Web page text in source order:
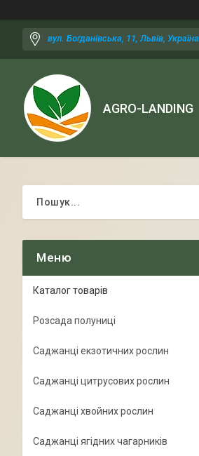
вул. Богданівська, 11, Львів, Україна
AGRO-LANDING
Каталог товарів
Розсада полуниці
Саджанці екзотичних рослин
Саджанці цитрусових рослин
Саджанці хвойних рослин
Саджанці ягідних чагарників